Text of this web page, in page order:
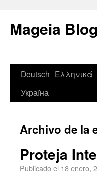
Mageia
Deutsch Ελληνικά
Україна
Archivo de la
Proteja
Publicado el 18 enero,